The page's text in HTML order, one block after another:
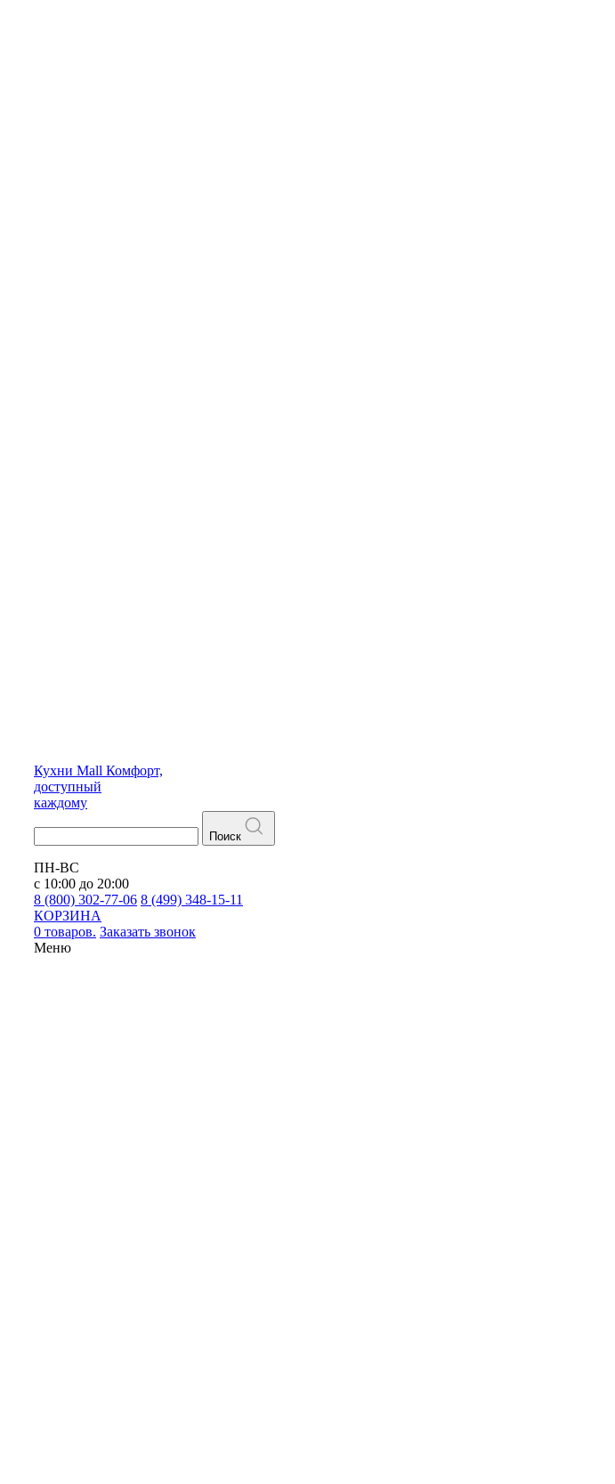
Кухни Mall Комфорт,
доступный
каждому
Поиск
ПН-ВС
с 10:00 до 20:00
8 (800) 302-77-06 8 (499) 348-15-11
КОРЗИНА
0 товаров. Заказать звонок
Меню